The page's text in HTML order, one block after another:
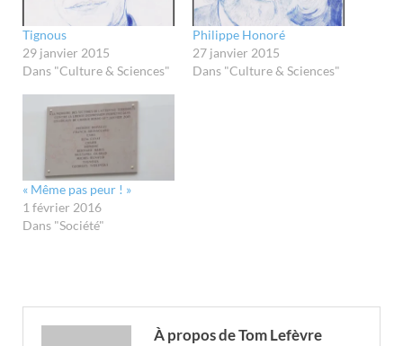
Tignous
29 janvier 2015
Dans "Culture & Sciences"
Philippe Honoré
27 janvier 2015
Dans "Culture & Sciences"
« Même pas peur ! »
1 février 2016
Dans "Société"
À propos de Tom Lefèvre